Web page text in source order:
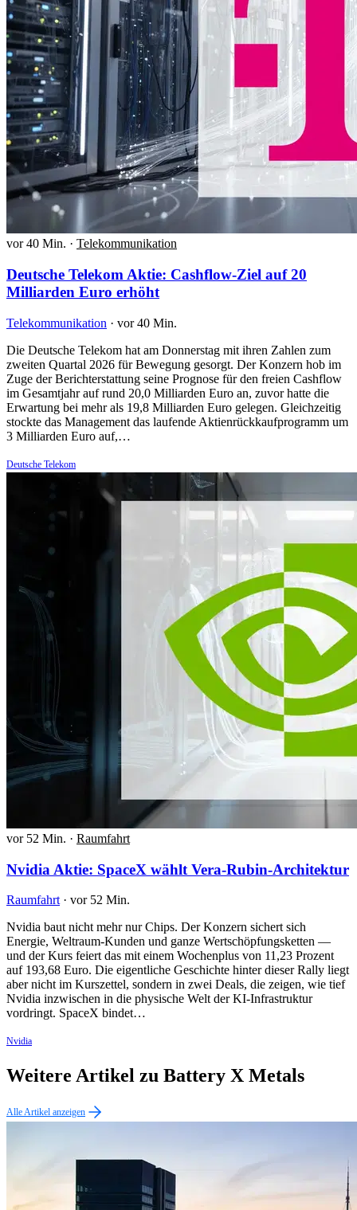
vor 40 Min. · Telekommunikation
Deutsche Telekom Aktie: Cashflow-Ziel auf 20
Milliarden Euro erhöht
Telekommunikation · vor 40 Min.
Die Deutsche Telekom hat am Donnerstag mit ihren Zahlen zum
zweiten Quartal 2026 für Bewegung gesorgt. Der Konzern hob im
Zuge der Berichterstattung seine Prognose für den freien Cashflow
im Gesamtjahr auf rund 20,0 Milliarden Euro an, zuvor hatte die
Erwartung bei mehr als 19,8 Milliarden Euro gelegen. Gleichzeitig
stockte das Management das laufende Aktienrückkaufprogramm um
3 Milliarden Euro auf,…
Deutsche Telekom
vor 52 Min. · Raumfahrt
Nvidia Aktie: SpaceX wählt Vera-Rubin-Architektur
Raumfahrt · vor 52 Min.
Nvidia baut nicht mehr nur Chips. Der Konzern sichert sich
Energie, Weltraum-Kunden und ganze Wertschöpfungsketten —
und der Kurs feiert das mit einem Wochenplus von 11,23 Prozent
auf 193,68 Euro. Die eigentliche Geschichte hinter dieser Rally liegt
aber nicht im Kurszettel, sondern in zwei Deals, die zeigen, wie tief
Nvidia inzwischen in die physische Welt der KI-Infrastruktur
vordringt. SpaceX bindet…
Nvidia
Weitere Artikel zu Battery X Metals
Alle Artikel anzeigen